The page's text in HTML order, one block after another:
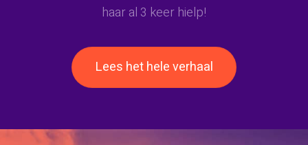
haar al 3 keer hielp!
Lees het hele verhaal